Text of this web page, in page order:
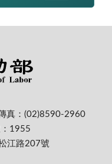
真：(02)8590-2960
1955
江路207號